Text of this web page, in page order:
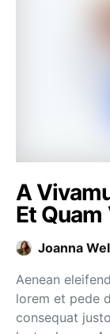
A
Et
Joanna
Aenean
lorem et pede
consequat